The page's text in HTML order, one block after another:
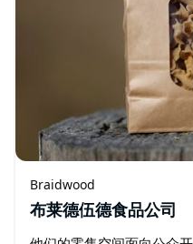
Braidwood
布莱德伍德食品公司